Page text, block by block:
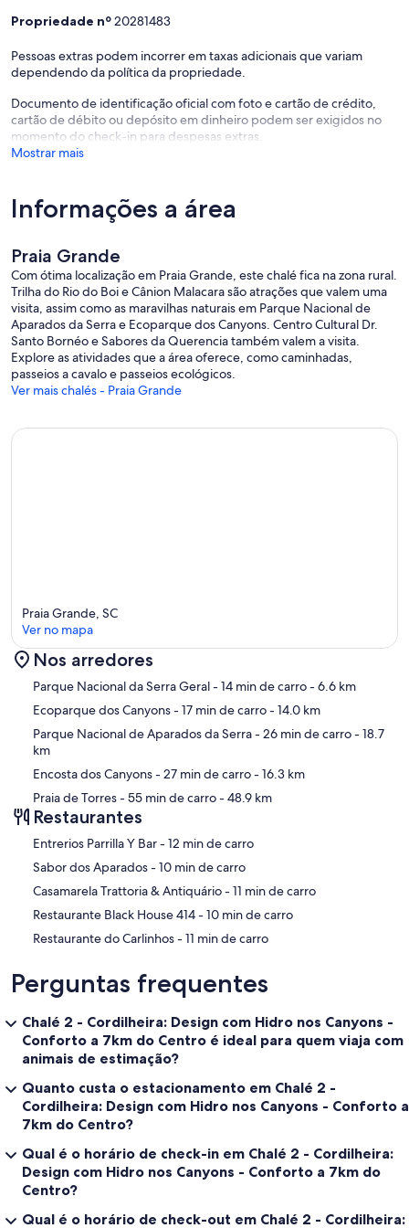
Netflix e sinal de Wi-Fi de alta qualidade para quem precisa conciliar
o descanso com o mundo digital.
O Deck dos Sonhos:
Rede Suspensa: Uma experiência única de flutuar sobre o horizonte.
É o local perfeito para relaxar ao som do vento.
Mesa no Deck: Ideal para um café da manhã ao ar livre ou um brinde
Balanço no Deck e Churrasqueira: Cantinhos de contemplação e
lazer pensados especificamente para o seu descanso e prazer
Experiências Exclusivas na Propriedade:
Diferente de pousadas convencionais, aqui você tem 40 mil metros
quadrados de área privativa para explorar e sentir a liberdade.
O Famoso Balanço Infinito: Um ícone da nossa propriedade.
Projetado para proporcionar a sensação de flutuar sobre a
paisagem, é o cenário ideal para fotos inesquecíveis e uma dose de
adrenalina com segurança.
Observação Estelar e dos Canyons: A altitude e a ausência de
poluição luminosa transformam nosso céu em um espetáculo. Utilize
Refúgio Cordilheira dos Canyons – Onde o horizonte é apenas o
começo da sua história.
Propriedade nº20281483
Pessoas extras podem incorrer em taxas adicionais que variam
dependendo da política da propriedade.
Documento de identificação oficial com foto e cartão de crédito,
cartão de débito ou depósito em dinheiro podem ser exigidos no
momento do check-in para despesas extras.
Mostrar mais
Informações a área
Praia Grande
Com ótima localização em Praia Grande, este chalé fica na zona rural.
Trilha do Rio do Boi e Cânion Malacara são atrações que valem uma
visita, assim como as maravilhas naturais em Parque Nacional de
Aparados da Serra e Ecoparque dos Canyons. Centro Cultural Dr.
Santo Bornéo e Sabores da Querencia também valem a visita.
Explore as atividades que a área oferece, como caminhadas,
passeios a cavalo e passeios ecológicos.
Ver mais chalés - Praia Grande
Mapa
Praia Grande, SC
Ver no mapa
Nos arredores
Parque Nacional da Serra Geral- 14 min de carro- 6.6 km
Ecoparque dos Canyons- 17 min de carro- 14.0 km
Parque Nacional de Aparados da Serra- 26 min de carro- 18.7
km
Encosta dos Canyons- 27 min de carro- 16.3 km
Praia de Torres- 55 min de carro- 48.9 km
Restaurantes
‪Entrerios Parrilla Y Bar - ‬12 min de carro
‪Sabor dos Aparados - ‬10 min de carro
‪Casamarela Trattoria & Antiquário - ‬11 min de carro
‪Restaurante Black House 414 - ‬10 min de carro
‪Restaurante do Carlinhos - ‬11 min de carro
Perguntas frequentes
Chalé 2 - Cordilheira: Design com Hidro nos Canyons -
Conforto a 7km do Centro é ideal para quem viaja com
animais de estimação?
Quanto custa o estacionamento em Chalé 2 -
Cordilheira: Design com Hidro nos Canyons - Conforto a
7km do Centro?
Qual é o horário de check-in em Chalé 2 - Cordilheira:
Design com Hidro nos Canyons - Conforto a 7km do
Centro?
Qual é o horário de check-out em Chalé 2 - Cordilheira: